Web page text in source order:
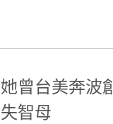
她曾台美奔
失智母